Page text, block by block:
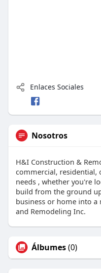
Enlaces Sociales
Nosotros
H&I Construction &
commercial,
needs , whether you're
build from the ground
business or home into a
and Remodeling Inc.
Álbumes(0)